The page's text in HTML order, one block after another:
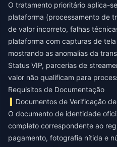
O tratamento prioritário aplica-
plataforma (processamento de
de valor incorreto, falhas
plataforma com capturas de
mostrando as anomalias da
Status VIP, parcerias de
valor não qualificam para
Requisitos de Documentação
Documentos de Verificação
O documento de identidade
completo correspondente ao
pagamento, fotografia nítida e